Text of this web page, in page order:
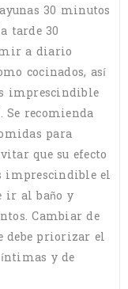
30 minutos
tarde 30
a diario
cocinados, así
imprescindible
recomienda
para
que su efecto
imprescindible el
ir al baño y
Cambiar de
debe priorizar el
y de